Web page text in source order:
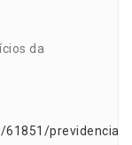
da
previdencia-